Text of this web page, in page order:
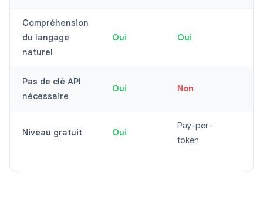
Compréhension
du langage
naturel
Oui Oui
Pas de clé API
nécessaire
Oui Non
Niveau gratuit Oui
Pay-per-
token